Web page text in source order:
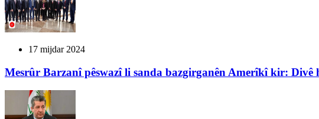
17 mijdar 2024
Mesrûr Barzanî pêswazî li sanda bazgirganên Amerîkî kir: Divê